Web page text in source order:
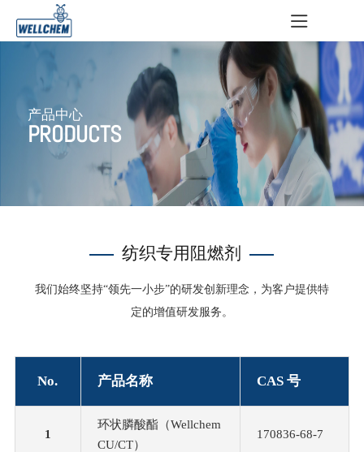
产品中心
PRODUCTS
纺织专用阻燃剂
我们始终坚持“领先一小步”的研发创新理念，为客户提供特
定的增值研发服务。
No. 产品名称 CAS 号
1
环状膦酸酯（Wellchem
CU/CT）
170836-68-7